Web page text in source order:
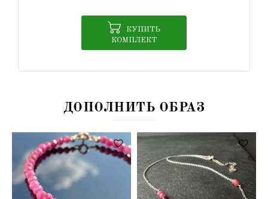
КОМПЛЕКТ
ДОПОЛНИТЬ ОБРАЗ